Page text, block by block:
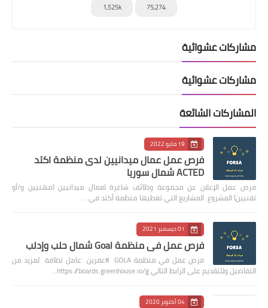
75,274
1,525k
مشاركات عشوائية
مشاركات عشوائية
المشاركات الشائعة
19 مايو 2022
فرص عمل عمال ميدانيين لدى منظمة اكتد
ACTED شمال سوريا
فرص عمل الإعلان عن مجموعة وظائف شاغرة لعمال ميدانيين (مهنيين و/أو
تقنيين) المشروع: المشاريع التي تغطيها منظمة أكتد في …
01 ديسمبر 2021
فرص عمل في منظمة Goal شمال حلب وإدلب
فرص عمل في منظمة GOLA #عفرين عامل نظافة لمزيد من
التفاصيل وللتقديم على الرابط التالي https://boards.greenhouse.io/g…
04 أكتوبر 2020